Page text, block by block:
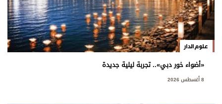
علوم الدار
«أضواء خور دبي».. تجربة ليلية جديدة
8 أغسطس 2026